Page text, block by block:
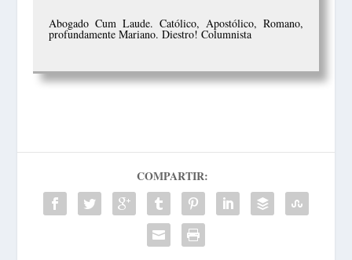
Abogado Cum Laude. Católico, Apostólico, Romano,
profundamente Mariano. Diestro! Columnista
COMPARTIR: